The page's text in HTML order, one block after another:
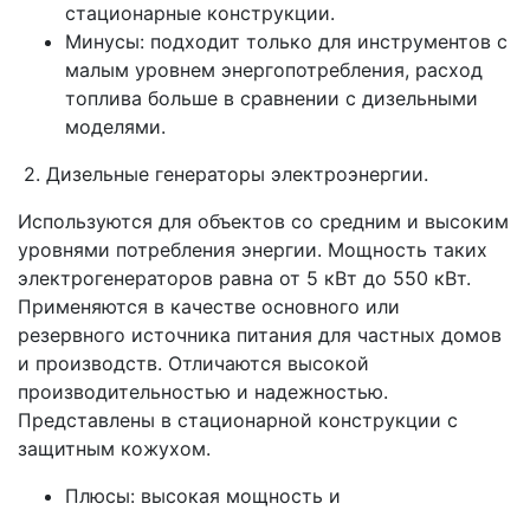
стационарные конструкции.
Минусы: подходит только для инструментов с
малым уровнем энергопотребления, расход
топлива больше в сравнении с дизельными
моделями.
2. Дизельные генераторы электроэнергии.
Используются для объектов со средним и высоким
уровнями потребления энергии. Мощность таких
электрогенераторов равна от 5 кВт до 550 кВт.
Применяются в качестве основного или
резервного источника питания для частных домов
и производств. Отличаются высокой
производительностью и надежностью.
Представлены в стационарной конструкции с
защитным кожухом.
Плюсы: высокая мощность и